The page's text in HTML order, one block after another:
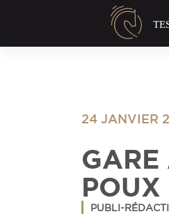
24 JANVIER
PUBLI-
Panneau de gestion des